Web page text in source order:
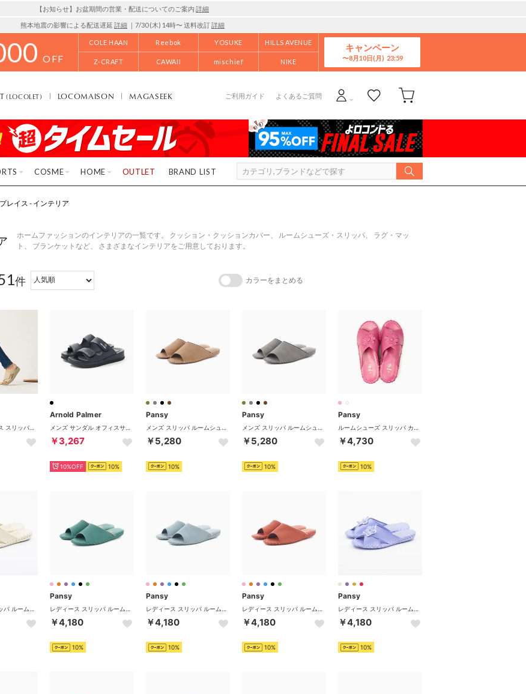
【お知らせ】お盆期間の営業・配送についてのご案内 詳細
熊本地震の影響による配送遅延 詳細 ｜7/30 (木) 14時〜 送料改訂詳細
OFF
COLE HAAN Reebok YOSUKE HILLS AVENUE
Z-CRAFT CAWAII mischief NIKE
キャンペーン
8月10日(月)
(LOCOLET) LOCOMAISON MAGASEEK ご利用ガイド よくあるご質問
COSME HOME OUTLET BRAND LIST
レイス - インテリア
ホームファッションのインテリアの一覧です。 クッション・クッションカバー、 ルームシューズ・スリッパ、 ラグ・マッ
ト、 ブランケットなど、 さまざまなインテリアをご用意しております。
件 カラーをまとめる
Arnold Palmer
￥3,267
10%OFF 10%
Pansy
￥5,280
10%
Pansy
￥5,280
10%
Pansy
￥4,730
10%
Pansy
￥4,180
10%
Pansy
￥4,180
10%
Pansy
￥4,180
10%
Pansy
￥4,180
10%